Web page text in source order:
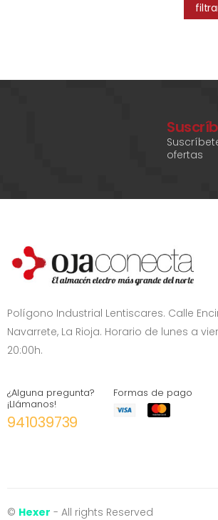
ofertas
Polígono Industrial Lentiscares. Calle
Navarrete, La Rioja. Horario de lunes a
20:00h.
¿Alguna pregunta?
¡Llámanos!
941039739
Formas de pago
© Hexer - All rights Reserved